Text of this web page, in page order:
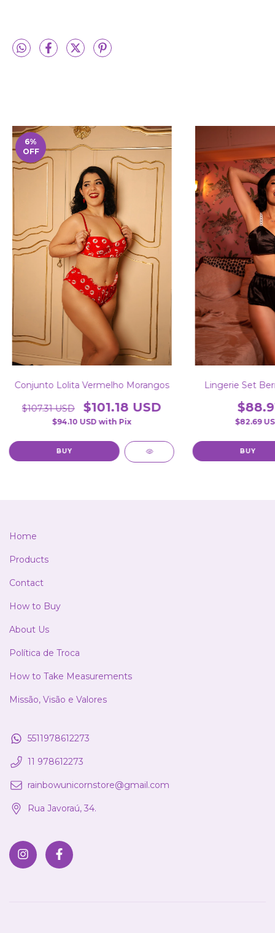
6%
OFF
Conjunto Lolita Vermelho Morangos
$107.31 USD $101.18 USD
$94.10 USDwith Pix
BUY
Lingerie Set
$82.69
Home
Products
Contact
How to Buy
About Us
Política de Troca
How to Take Measurements
Missão, Visão e Valores
5511978612273
11 978612273
rainbowunicornstore@gmail.com
Rua Javoraú, 34.